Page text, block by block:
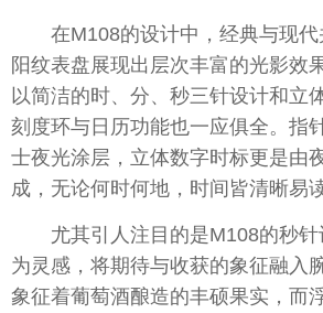
在M108的设计中，经典与现
阳纹表盘展现出层次丰富的光影效
以简洁的时、分、秒三针设计和立
刻度环与日历功能也一应俱全。指
士夜光涂层，立体数字时标更是由
成，无论何时何地，时间皆清晰易读
尤其引人注目的是M108的秒
为灵感，将期待与收获的象征融入
象征着葡萄酒酿造的丰硕果实，而